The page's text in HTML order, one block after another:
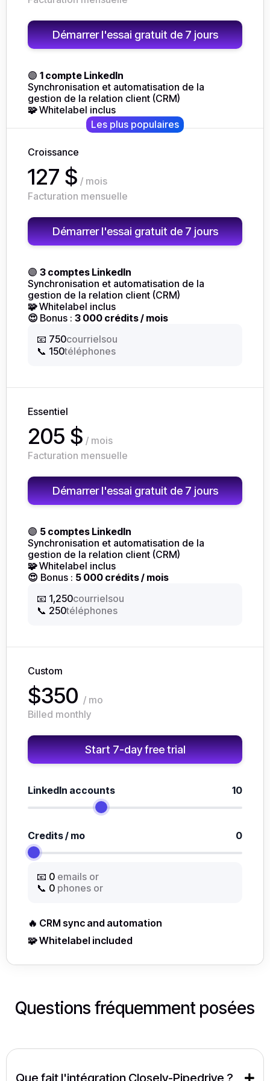
Démarrer l'essai gratuit de 7 jours
🟣 1 compte LinkedIn
Synchronisation et automatisation de la
gestion de la relation client (CRM)
🧩Whitelabel inclus
Les plus populaires
Croissance
127 $ / mois
Facturation mensuelle
Démarrer l'essai gratuit de 7 jours
🟣 3 comptes LinkedIn
Synchronisation et automatisation de la
gestion de la relation client (CRM)
🧩Whitelabel inclus
😍 Bonus : 3 000 crédits / mois
📧 750courrielsou
📞 150téléphones
Essentiel
205 $ / mois
Facturation mensuelle
Démarrer l'essai gratuit de 7 jours
🟣 5 comptes LinkedIn
Synchronisation et automatisation de la
gestion de la relation client (CRM)
🧩Whitelabel inclus
😍 Bonus : 5 000 crédits / mois
📧 1,250courrielsou
📞 250téléphones
Custom
$350 / mo
Billed monthly
Start 7-day free trial
LinkedIn accounts 10
Credits / mo 0
📧 0 emails or
📞 0 phones or
🔥 CRM sync and automation
🧩 Whitelabel included
Questions fréquemment posées
Que fait l'intégration Closely-Pipedrive ?